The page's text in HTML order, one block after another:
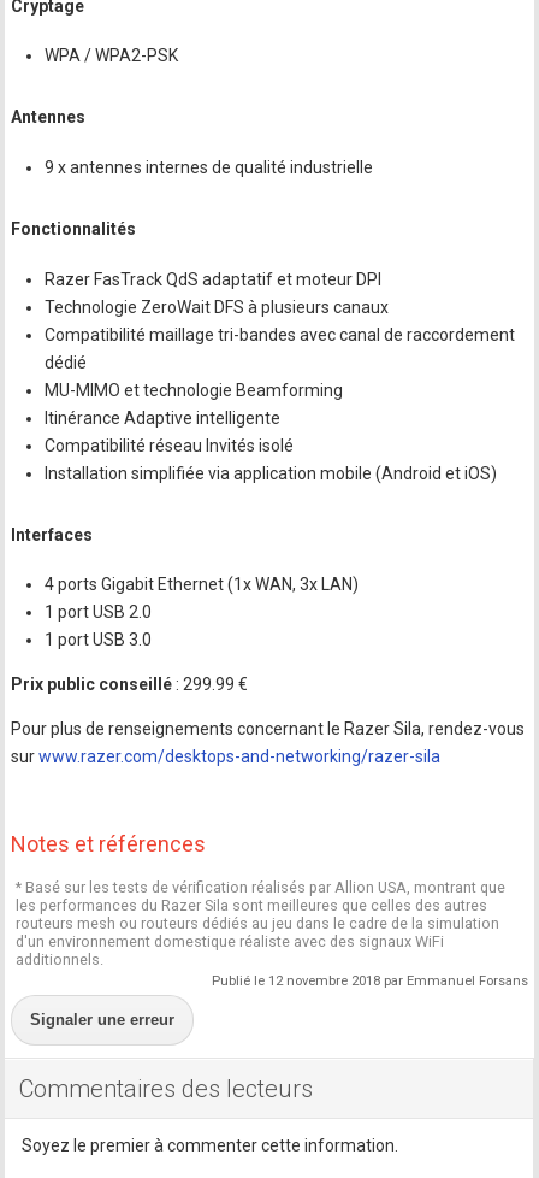
Cryptage
WPA / WPA2-PSK
Antennes
9 x antennes internes de qualité industrielle
Fonctionnalités
Razer FasTrack QdS adaptatif et moteur DPI
Technologie ZeroWait DFS à plusieurs canaux
Compatibilité maillage tri-bandes avec canal de raccordement
dédié
MU-MIMO et technologie Beamforming
Itinérance Adaptive intelligente
Compatibilité réseau Invités isolé
Installation simplifiée via application mobile (Android et iOS)
Interfaces
4 ports Gigabit Ethernet (1x WAN, 3x LAN)
1 port USB 2.0
1 port USB 3.0
Prix public conseillé : 299.99 €
Pour plus de renseignements concernant le Razer Sila, rendez-vous
surwww.razer.com/desktops-and-networking/razer-sila
Notes et références
* Basé sur les tests de vérification réalisés par Allion USA, montrant que
les performances du Razer Sila sont meilleures que celles des autres
routeurs mesh ou routeurs dédiés au jeu dans le cadre de la simulation
d'un environnement domestique réaliste avec des signaux WiFi
additionnels.
Publié le 12 novembre 2018 par Emmanuel Forsans
Signaler une erreur
Commentaires des lecteurs
Soyez le premier à commenter cette information.